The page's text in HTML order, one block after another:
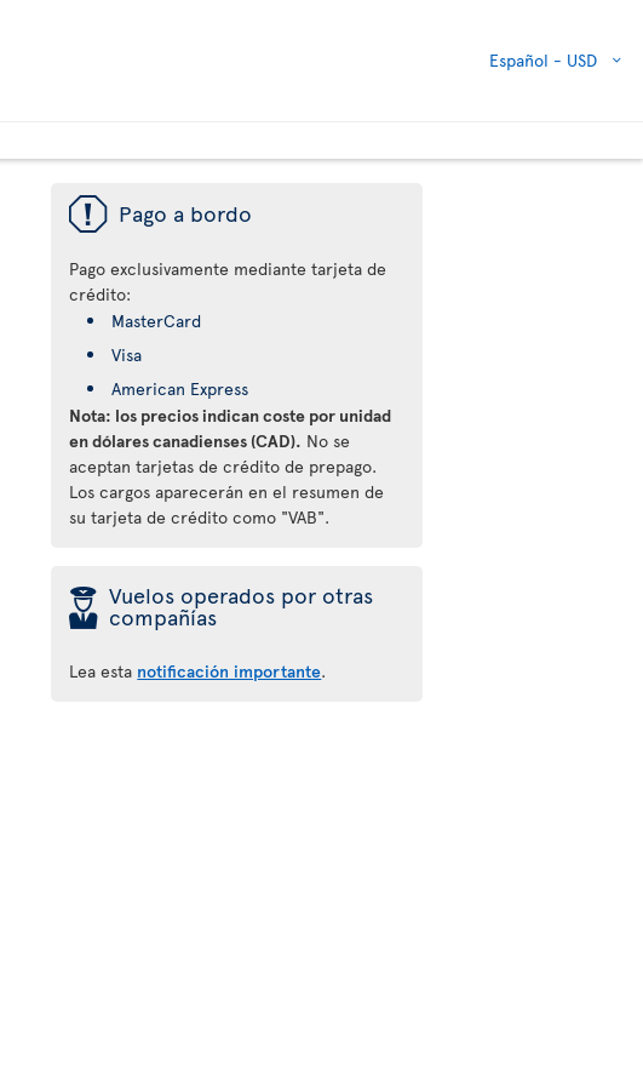
Español - USD
ü Pago a bordo
Pago exclusivamente mediante tarjeta de
crédito:
MasterCard
Visa
American Express
Nota: los precios indican coste por unidad
en dólares canadienses (CAD). No se
aceptan tarjetas de crédito de prepago.
Los cargos aparecerán en el resumen de
su tarjeta de crédito como "VAB".
þ Vuelos operados por otras
compañías
Lea esta notificación importante.